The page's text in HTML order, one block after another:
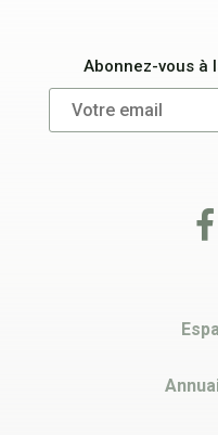
Abonnez-vous à